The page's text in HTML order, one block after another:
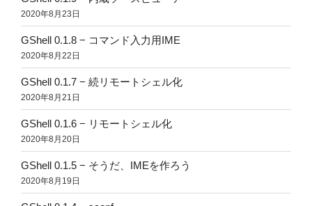
2020年8月23日
GShell 0.1.8 − コマンド入力用IME
2020年8月22日
GShell 0.1.7 − 続リモートシェル化
2020年8月21日
GShell 0.1.6 − リモートシェル化
2020年8月20日
GShell 0.1.5 − そうだ、IMEを作ろう
2020年8月19日